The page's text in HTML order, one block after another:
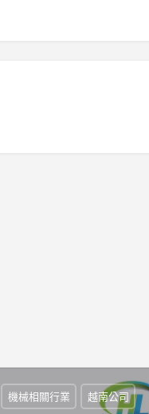
機械相關行業 越南公司